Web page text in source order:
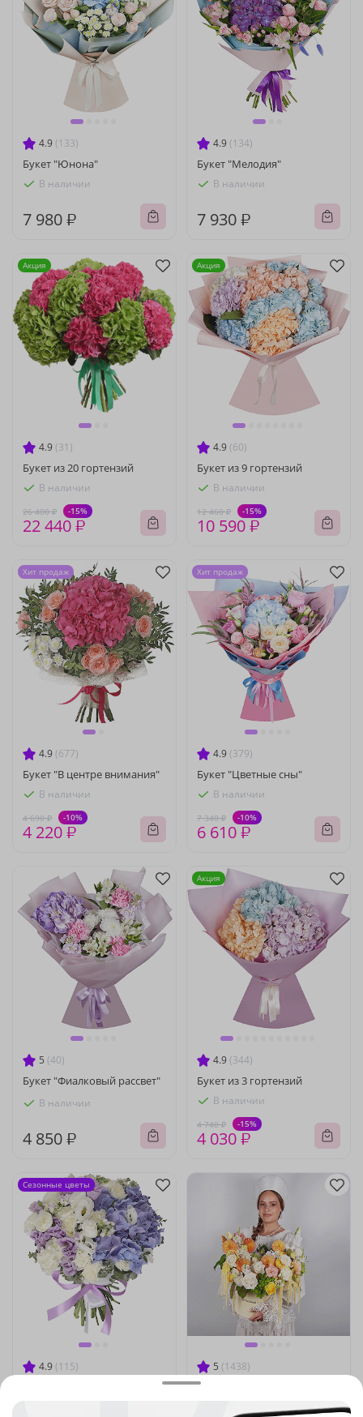
4.9 (133)
Букет "Юнона"
В наличии
7 980 ₽
4.9 (134)
Букет "Мелодия"
В наличии
7 930 ₽
4.9 (31)
Букет из 20 гортензий
В наличии
26 400 ₽ -15%
22 440 ₽
Акция
4.9 (60)
Букет из 9 гортензий
В наличии
12 460 ₽ -15%
10 590 ₽
Акция
4.9 (677)
Букет "В центре внимания"
В наличии
4 690 ₽ -10%
4 220 ₽
Хит продаж
4.9 (379)
Букет "Цветные сны"
В наличии
7 340 ₽ -10%
6 610 ₽
Хит продаж
5 (40)
Букет "Фиалковый рассвет"
В наличии
4 850 ₽
4.9 (344)
Букет из 3 гортензий
В наличии
4 740 ₽ -15%
4 030 ₽
Акция
4.9 (115)
грёзы"
Сезонные цветы
5 (1438)
Композиция "Русь
Златоглавая"